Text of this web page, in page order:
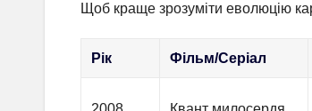
Щоб краще зрозуміти еволюцію
Рік Фільм/Серіал